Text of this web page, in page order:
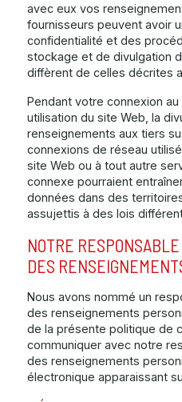
avec eux vos
fournisseurs peuvent avoir
confidentialité et des
stockage et de divulgation
diffèrent de celles décrites
Pendant votre connexion
utilisation du site Web, la
renseignements aux tiers
connexions de réseau
site Web ou à tout autre
connexe pourraient
données dans des
assujettis à des lois
NOTRE
DES
Nous avons nommé un
des renseignements
de la présente politique de
communiquer avec notre
des renseignements
électronique apparaissant